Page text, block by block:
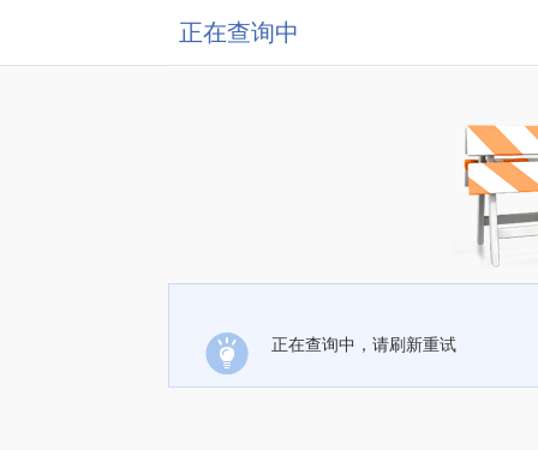
正在查询中
正在查询中，请刷新重试